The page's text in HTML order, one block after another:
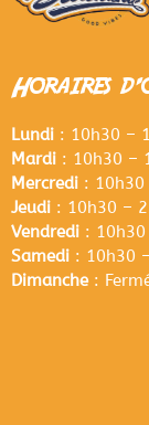
Horaires
Lundi : 10h30 –
Mardi : 10h30 –
Mercredi : 10h30
Jeudi : 10h30 –
Vendredi :
Samedi : 10h30
Dimanche: